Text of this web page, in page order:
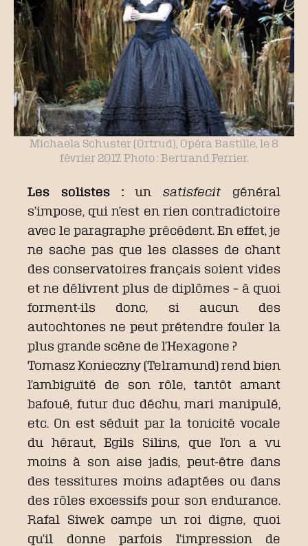
Michaela Schuster (Ortrud), Opéra Bastille, le 8
février 2017. Photo : Bertrand Ferrier.
Les solistes :unsatisfecitgénéral
s’impose, qui n’est en rien contradictoire
avec le paragraphe précédent. En effet, je
ne sache pas que les classes de chant
des conservatoires français soient vides
et ne délivrent plus de diplômes – à quoi
forment-ils donc, si aucun des
autochtones ne peut prétendre fouler la
plus grande scène de l’Hexagone ?
Tomasz Konieczny (Telramund) rend bien
l’ambiguïté de son rôle, tantôt amant
bafoué, futur duc déchu, mari manipulé,
etc. On est séduit par la tonicité vocale
du héraut, Egils Silins, que l’on a vu
moins à son aise jadis, peut-être dans
des tessitures moins adaptées ou dans
des rôles excessifs pour son endurance.
Rafal Siwek campe un roi digne, quoi
qu’il donne parfois l’impression de